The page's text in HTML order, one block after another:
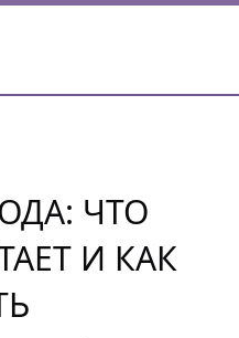
ЧТО
И КАК